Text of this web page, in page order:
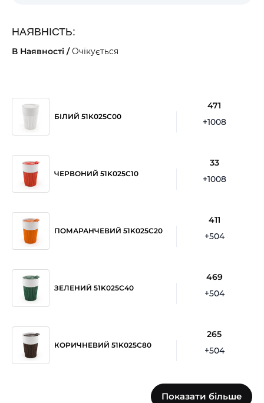
НАЯВНІСТЬ:
В Наявності /Очікується
БІЛИЙ 51K025C00
471
+1008
ЧЕРВОНИЙ 51K025C10
33
+1008
ПОМАРАНЧЕВИЙ 51K025C20
411
+504
ЗЕЛЕНИЙ 51K025C40
469
+504
КОРИЧНЕВИЙ 51K025C80
265
+504
122
Показати більше